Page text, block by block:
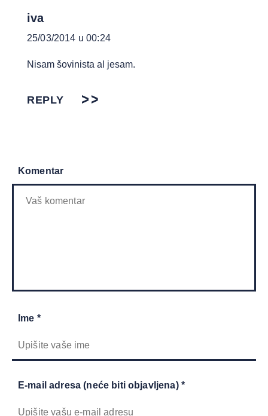
iva
25/03/2014 u 00:24
Nisam šovinista al jesam.
REPLY
Komentar
Ime *
E-mail adresa (neće biti objavljena) *